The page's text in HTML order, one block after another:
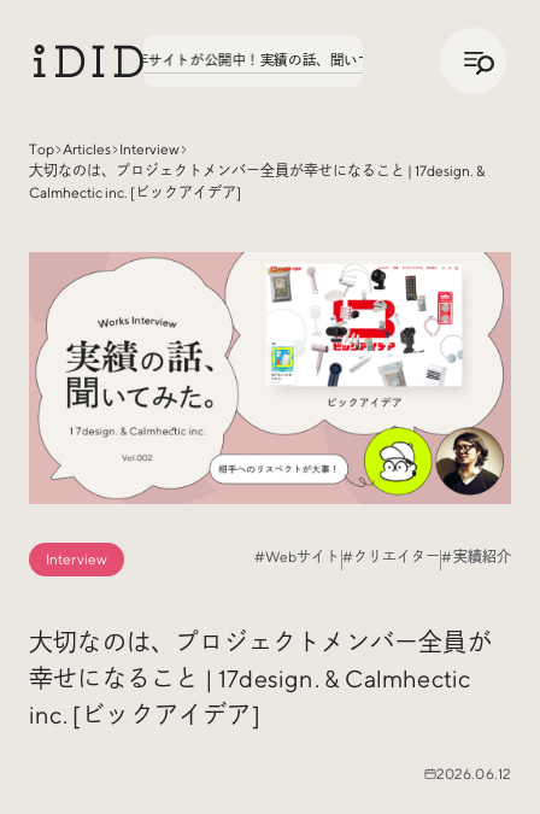
字学園70周年サイトが公開中！実績の話、聞いてみた。第3弾、八文字学園70周年
JP
Articles
Interview インタビュー
Sites Of Interest 今月の気になるサイト
Events イベント
そのほか
Top Articles Interview
大切なのは、プロジェクトメンバー全員が幸せになること | 17design. &
Calmhectic inc. [ビックアイデア]
Interview #Webサイト #クリエイター#実績紹介
大切なのは、プロジェクトメンバー全員が
幸せになること | 17design. & Calmhectic
inc. [ビックアイデア]
2026.06.12